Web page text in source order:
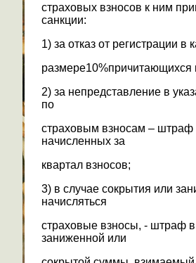
страховых взносов к ним
санкции:
1) за отказ от регистрации
размере10%причитающихся
2) за непредставление в
по
страховым взносам –
начисленных за
квартал взносов;
3) в случае сокрытия или
начисляться
страховые взносы, - штраф в
заниженной или